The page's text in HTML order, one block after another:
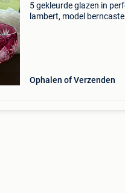
5 gekleurde glazen in
lambert, model
Ophalen of Verzenden